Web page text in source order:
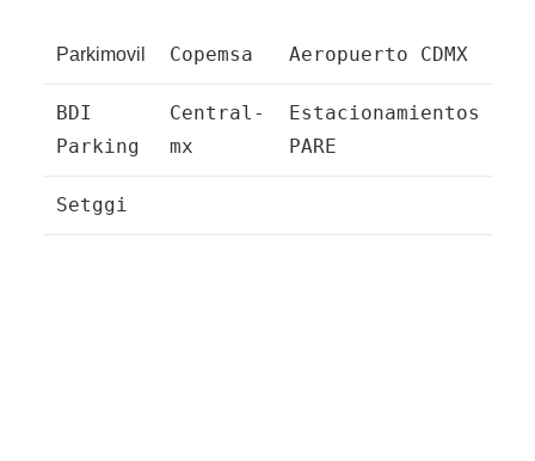
Parkimovil Copemsa Aeropuerto CDMX
BDI
Parking
Central-
mx
Estacionamientos
PARE
Setggi